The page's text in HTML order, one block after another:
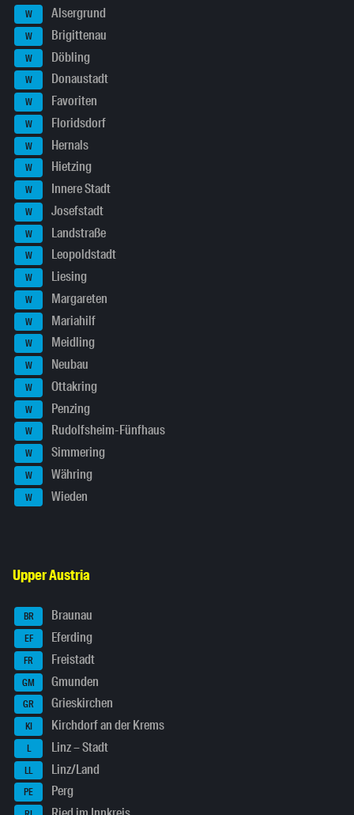
W Alsergrund
W Brigittenau
W Döbling
W Donaustadt
W Favoriten
W Floridsdorf
W Hernals
W Hietzing
W Innere Stadt
W Josefstadt
W Landstraße
W Leopoldstadt
W Liesing
W Margareten
W Mariahilf
W Meidling
W Neubau
W Ottakring
W Penzing
W Rudolfsheim-Fünfhaus
W Simmering
W Währing
W Wieden
Upper Austria
BR Braunau
EF Eferding
FR Freistadt
GM Gmunden
GR Grieskirchen
KI Kirchdorf an der Krems
L Linz – Stadt
LL Linz/Land
PE Perg